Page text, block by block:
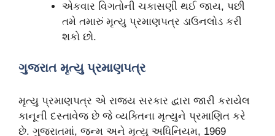
એકવાર વિગતોની ચકાસણી થઈ જાય, પછી
તમે તમારું મૃત્યુ પ્રમાણપત્ર ડાઉનલોડ કરી
શકો છો.
ગુજરાત મૃત્યુ પ્રમાણપત્ર
મૃત્યુ પ્રમાણપત્ર એ રાજ્ય સરકાર દ્વારા જારી કરાયેલ
કાનૂની દસ્તાવેજ છે જે વ્યક્તિના મૃત્યુને પ્રમાણિત કરે
છે. ગુજરાતમાં, જન્મ અને મૃત્યુ અધિનિયમ, 1969